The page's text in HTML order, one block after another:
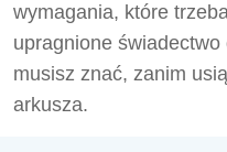
wymagania, które
upragnione świadectwo
musisz znać, zanim
arkusza.